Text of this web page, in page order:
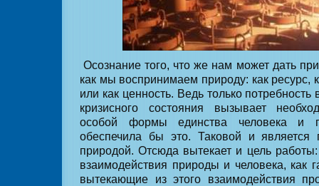
Осознание того, что же нам может дать
как мы воспринимаем природу: как ресурс,
или как ценность. Ведь только
кризисного состояния вызывает
особой формы единства человека и
обеспечила бы это. Таковой и является
природой. Отсюда вытекает и цель
взаимодействия природы и человека, как
вытекающие из этого взаимодействия